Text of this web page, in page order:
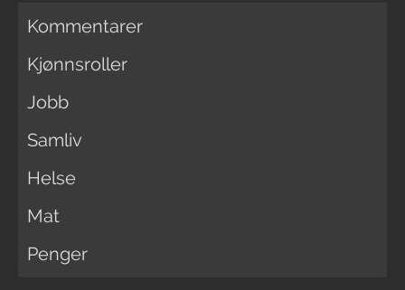
Kommentarer
Kjønnsroller
Jobb
Samliv
Helse
Mat
Penger